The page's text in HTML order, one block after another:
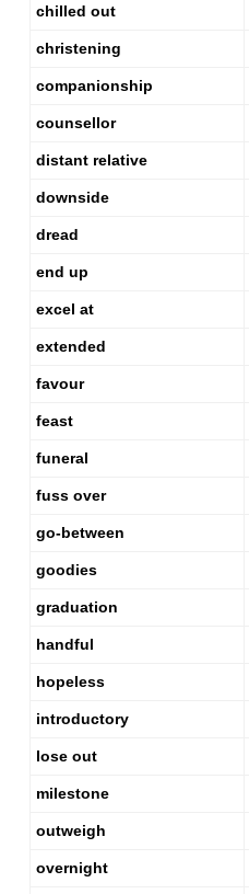
chilled out
christening
companionship
counsellor
distant relative
downside
dread
end up
excel at
extended
favour
feast
funeral
fuss over
go-between
goodies
graduation
handful
hopeless
introductory
lose out
milestone
outweigh
overnight